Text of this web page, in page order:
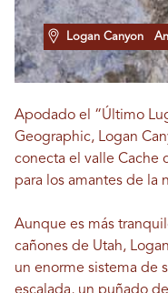
Logan Canyon
Apodado el “Último
Geographic, Logan
conecta el valle Cache
para los amantes de la
Aunque es más
cañones de Utah,
un enorme sistema de